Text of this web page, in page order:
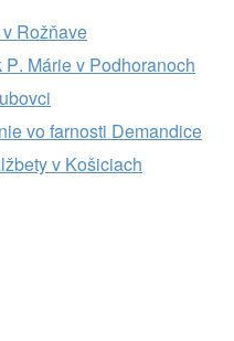
Rožňave
Márie v Podhoranoch
vo farnosti Demandice
v Košiciach